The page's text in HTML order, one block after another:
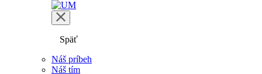
Späť
Náš príbeh
Náš tím